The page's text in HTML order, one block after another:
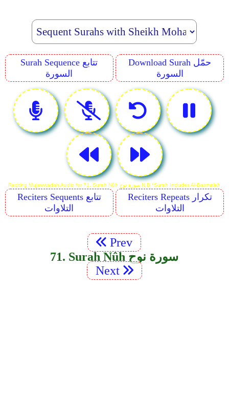
Surah Sequence تتابع
السورة
Download Surah حمّل
السورة
Reciting Mujawwadah Audio for 71. Surah Nûh سورة نوح N.B *Surah Includes Al-Basmalah
Reciters Sequents تتابع
التلاوات
Reciters Repeats تكرار
التلاوات
Prev
71. Surah Nûh سورة نوح
Next